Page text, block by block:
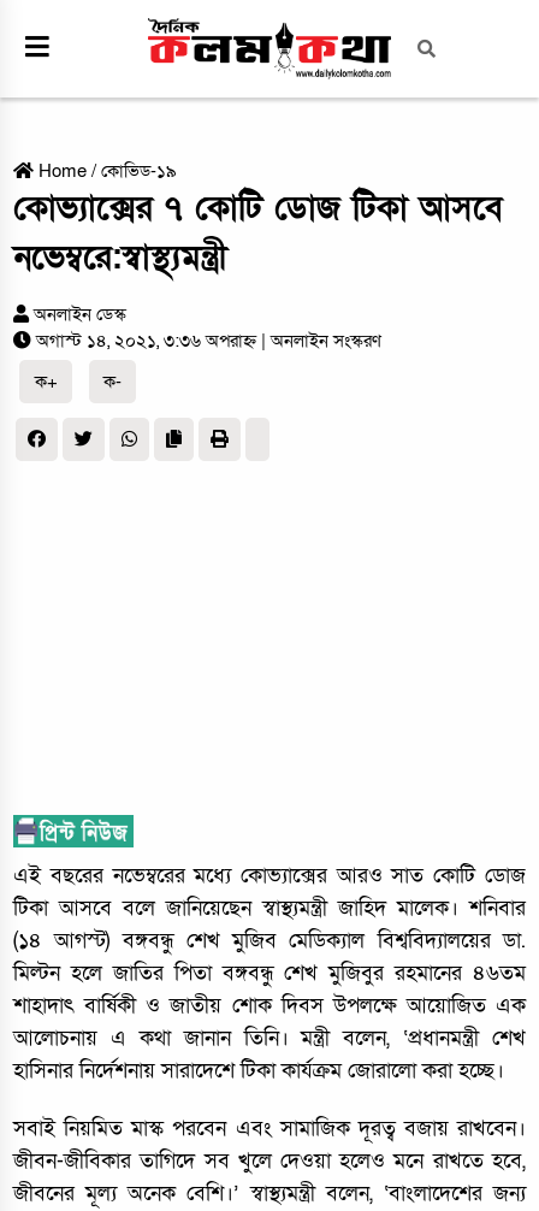
Home /কোভিড-১৯
কোভ্যাক্সের ৭ কোটি ডোজ টিকা আস‌বে
নভেম্বরে:স্বাস্থ্যমন্ত্রী
অনলাইন ডেস্ক
অগাস্ট ১৪, ২০২১, ৩:৩৬ অপরাহ্ন | অনলাইন সংস্করণ
ক+
ক-
এই বছ‌রের নভেম্বরের মধ্যে কোভ্যাক্সের আরও সাত কোটি ডোজ
টিকা আসবে বলে জানিয়েছেন স্বাস্থ্যমন্ত্রী জাহিদ মালেক। শনিবার
(১৪ আগস্ট) বঙ্গবন্ধু শেখ মুজিব মেডিক‌্যাল বিশ্ববিদ্যালয়ের ডা.
মিল্টন হলে জাতির পিতা বঙ্গবন্ধু শেখ মুজিবুর রহমানের ৪৬তম
শাহাদাৎ বার্ষিকী ও জাতীয় শোক দিবস উপলক্ষে আয়োজিত এক
আলোচনায় এ কথা জানান তিনি। মন্ত্রী বলেন, ‘প্রধানমন্ত্রী শেখ
হাসিনার নির্দেশনায় সারাদেশে টিকা কার্যক্রম জোরালো করা হচ্ছে।
সবাই নিয়‌মিত মাস্ক পরবেন এবং সামাজিক দূরত্ব বজায় রাখবেন।
জীবন-জীবিকার তাগিদে সব খুলে দেওয়া হলেও মনে রাখতে হবে,
জীবনের মূল্য অনেক বেশি।’ স্বাস্থ্যমন্ত্রী ব‌লেন, ‘বাংলাদেশের জন্য